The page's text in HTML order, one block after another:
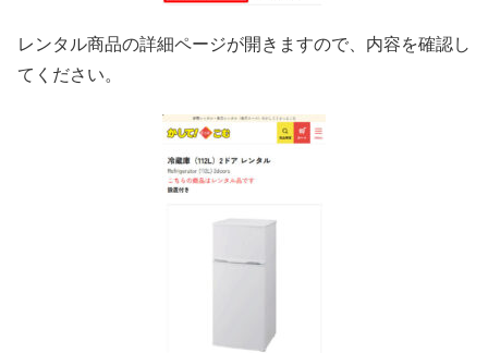
レンタル商品の詳細ページが開きますので、内容を確認し
てください。